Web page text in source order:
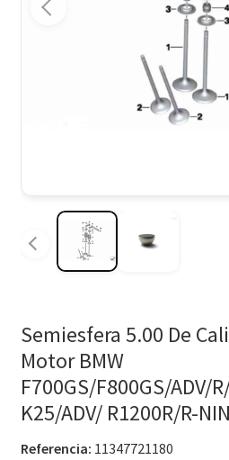
Semiesfera 5.00 De
Motor BMW
F700GS/F800GS/ADV/
K25/ADV/ R1200R/R-
Referencia: 11347721180